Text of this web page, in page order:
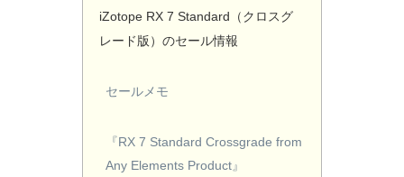
iZotope RX 7 Standard（クロスグ
レード版）のセール情報
セールメモ
『RX 7 Standard Crossgrade from
Any Elements Product』